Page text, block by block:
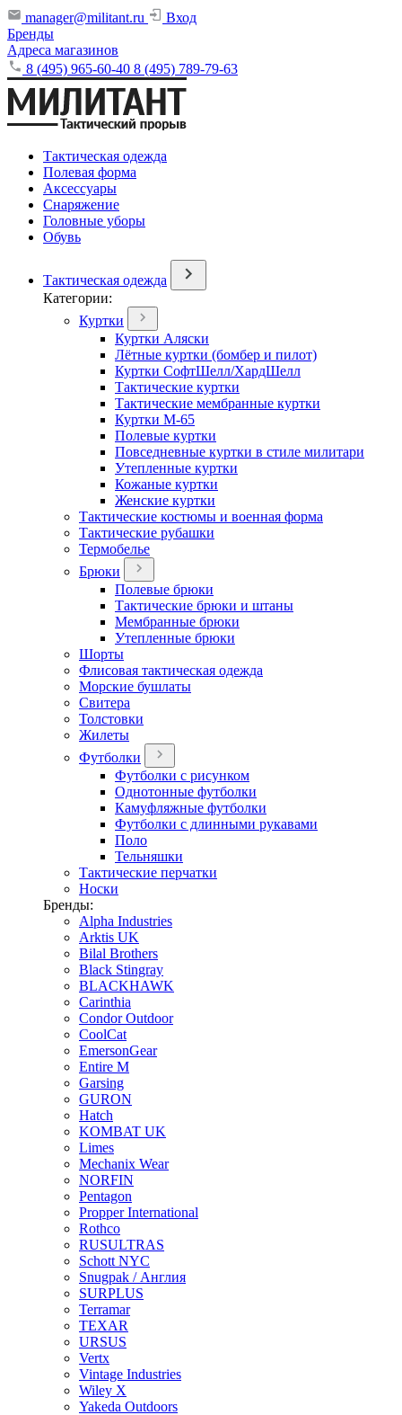
manager@militant.ru
Вход
Бренды
Адреса магазинов
8 (495) 965-60-40 8 (495) 789-79-63
Тактическая одежда
Полевая форма
Аксессуары
Снаряжение
Головные уборы
Обувь
Тактическая одежда
Категории:
Куртки
Куртки Аляски
Лётные куртки (бомбер и пилот)
Куртки СофтШелл/ХардШелл
Тактические куртки
Тактические мембранные куртки
Куртки М-65
Полевые куртки
Повседневные куртки в стиле милитари
Утепленные куртки
Кожаные куртки
Женские куртки
Тактические костюмы и военная форма
Тактические рубашки
Термобелье
Брюки
Полевые брюки
Тактические брюки и штаны
Мембранные брюки
Утепленные брюки
Шорты
Флисовая тактическая одежда
Морские бушлаты
Свитера
Толстовки
Жилеты
Футболки
Футболки с рисунком
Однотонные футболки
Камуфляжные футболки
Футболки с длинными рукавами
Поло
Тельняшки
Тактические перчатки
Носки
Бренды:
Alpha Industries
Arktis UK
Bilal Brothers
Black Stingray
BLACKHAWK
Carinthia
Condor Outdoor
CoolCat
EmersonGear
Entire M
Garsing
GURON
Hatch
KOMBAT UK
Limes
Mechanix Wear
NORFIN
Pentagon
Propper International
Rothco
RUSULTRAS
Schott NYC
Snugpak / Англия
SURPLUS
Terramar
TEXAR
URSUS
Vertx
Vintage Industries
Wiley X
Yakeda Outdoors